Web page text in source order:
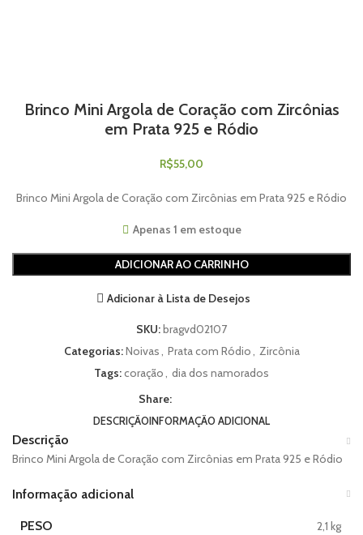
Brinco Mini Argola de Coração com Zircônias
em Prata 925 e Ródio
R$55,00
Brinco Mini Argola de Coração com Zircônias em Prata 925 e Ródio
Apenas 1 em estoque
ADICIONAR AO CARRINHO
Adicionar à Lista de Desejos
SKU:bragvd02107
Categorias:Noivas, Prata com Ródio, Zircônia
Tags:coração, dia dos namorados
Share:
DESCRIÇÃOINFORMAÇÃO ADICIONAL
Descrição
Brinco Mini Argola de Coração com Zircônias em Prata 925 e Ródio
Informação adicional
PESO 2,1 kg